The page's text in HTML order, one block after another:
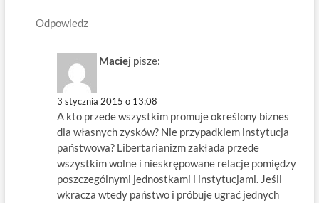
Odpowiedz
Maciej pisze:
3 stycznia 2015 o 13:08
A kto przede wszystkim promuje określony biznes
dla własnych zysków? Nie przypadkiem instytucja
państwowa? Libertarianizm zakłada przede
wszystkim wolne i nieskrępowane relacje pomiędzy
poszczególnymi jednostkami i instytucjami. Jeśli
wkracza wtedy państwo i próbuje ugrać jednych